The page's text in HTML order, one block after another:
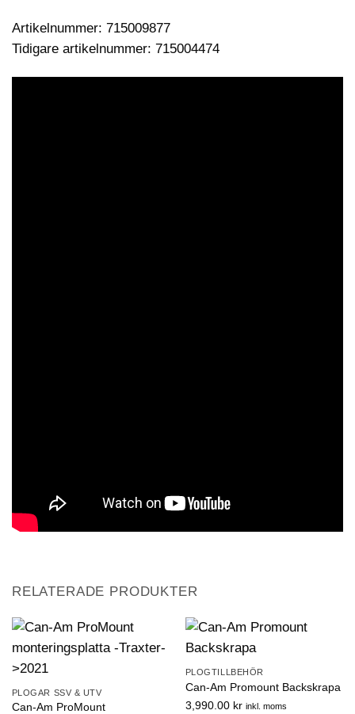
Artikelnummer: 715009877
Tidigare artikelnummer: 715004474
RELATERADE PRODUKTER
PLOGAR SSV & UTV
Can-Am ProMount
PLOGTILLBEHÖR
Can-Am Promount Backskrapa
3,990.00 kr inkl. moms